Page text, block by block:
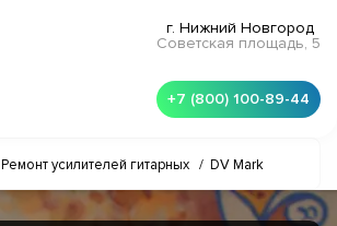
г. Нижний Новгород
Советская площадь, 5
+7 (800) 100-89-44
Ремонт усилителей гитарных / DV Mark